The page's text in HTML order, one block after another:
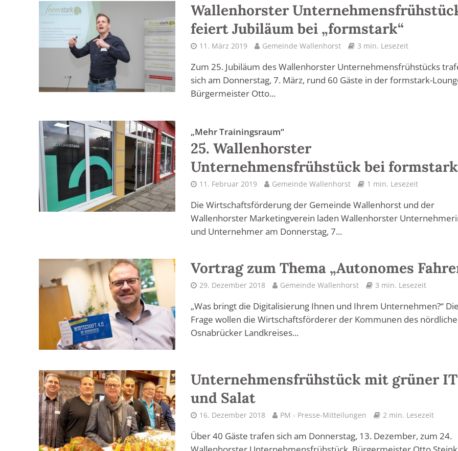
Wallenhorster
feiert Jubiläum bei „formstark“
11. März 2019 Gemeinde Wallenhorst 3 min. Lesezeit
Zum 25. Jubiläum des Wallenhorster Unternehmensfrühstücks
sich am Donnerstag, 7. März, rund 60 Gäste in der formstark-
Bürgermeister Otto...
„Mehr Trainingsraum“
25. Wallenhorster
Unternehmensfrühstück bei formstark
11. Februar 2019 Gemeinde Wallenhorst 1 min. Lesezeit
Die Wirtschaftsförderung der Gemeinde Wallenhorst und der
Wallenhorster Marketingverein laden Wallenhorster
und Unternehmer am Donnerstag, 7...
Vortrag zum Thema „Autonomes
29. Dezember 2018 Gemeinde Wallenhorst 3 min. Lesezeit
„Was bringt die Digitalisierung Ihnen und Ihrem Unternehmen?“
Frage wollen die Wirtschaftsförderer der Kommunen des
Osnabrücker Landkreises...
Unternehmensfrühstück mit grüner IT
und Salat
16. Dezember 2018 PM - Presse-Mitteilungen 2 min. Lesezeit
Über 40 Gäste trafen sich am Donnerstag, 13. Dezember, zum 24.